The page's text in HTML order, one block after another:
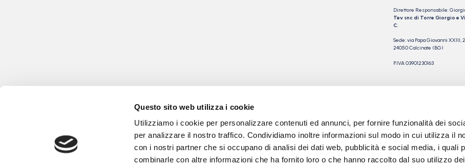
Questo sito web utilizza i cookie
Utilizziamo i cookie per personalizzare contenuti ed annunci, per fornire funzionalità dei
per analizzare il nostro traffico. Condividiamo inoltre informazioni sul modo in cui utilizza il
con i nostri partner che si occupano di analisi dei dati web, pubblicità e social media, i quali
combinarle con altre informazioni che ha fornito loro o che hanno raccolto dal suo utilizzo
Direttore Responsabile:
Tev snc di Torre Giorgio e
C.
Sede: via Papa Giovanni XXIII,
24050 Calcinate (BG)
P.IVA 03901230163